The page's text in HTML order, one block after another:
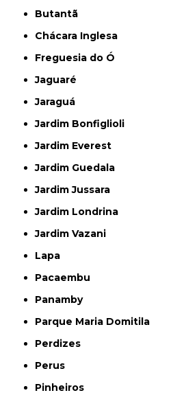
Butantã
Chácara Inglesa
Freguesia do Ó
Jaguaré
Jaraguá
Jardim Bonfiglioli
Jardim Everest
Jardim Guedala
Jardim Jussara
Jardim Londrina
Jardim Vazani
Lapa
Pacaembu
Panamby
Parque Maria Domitila
Perdizes
Perus
Pinheiros